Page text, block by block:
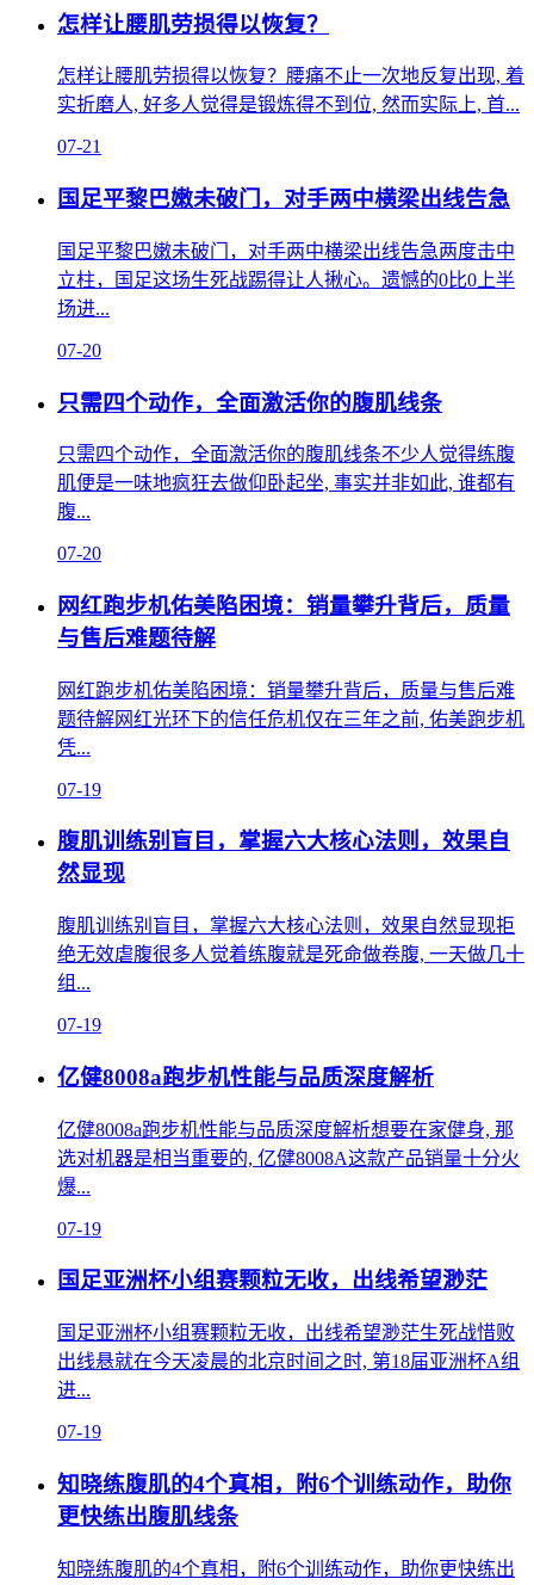
怎样让腰肌劳损得以恢复？
怎样让腰肌劳损得以恢复？腰痛不止一次地反复出现, 着
实折磨人, 好多人觉得是锻炼得不到位, 然而实际上, 首...
07-21
国足平黎巴嫩未破门，对手两中横梁出线告急
国足平黎巴嫩未破门，对手两中横梁出线告急两度击中
立柱，国足这场生死战踢得让人揪心。遗憾的0比0上半
场进...
07-20
只需四个动作，全面激活你的腹肌线条
只需四个动作，全面激活你的腹肌线条不少人觉得练腹
肌便是一味地疯狂去做仰卧起坐, 事实并非如此, 谁都有
腹...
07-20
网红跑步机佑美陷困境：销量攀升背后，质量
与售后难题待解
网红跑步机佑美陷困境：销量攀升背后，质量与售后难
题待解网红光环下的信任危机仅在三年之前, 佑美跑步机
凭...
07-19
腹肌训练别盲目，掌握六大核心法则，效果自
然显现
腹肌训练别盲目，掌握六大核心法则，效果自然显现拒
绝无效虐腹很多人觉着练腹就是死命做卷腹, 一天做几十
组...
07-19
亿健8008a跑步机性能与品质深度解析
亿健8008a跑步机性能与品质深度解析想要在家健身, 那
选对机器是相当重要的, 亿健8008A这款产品销量十分火
爆...
07-19
国足亚洲杯小组赛颗粒无收，出线希望渺茫
国足亚洲杯小组赛颗粒无收，出线希望渺茫生死战惜败
出线悬就在今天凌晨的北京时间之时, 第18届亚洲杯A组
进...
07-19
知晓练腹肌的4个真相，附6个训练动作，助你
更快练出腹肌线条
知晓练腹肌的4个真相，附6个训练动作，助你更快练出